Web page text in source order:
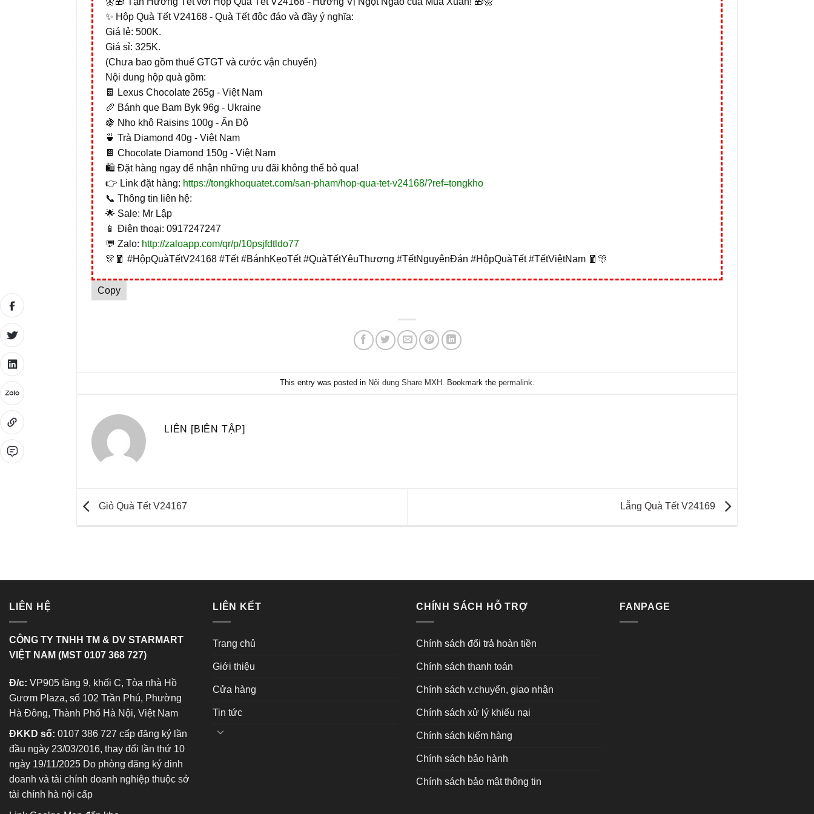
✨ Hộp Quà Tết V24168 - Quà Tết độc đáo và đầy ý nghĩa:
Giá lẻ: 500K.
Giá sỉ: 325K.
(Chưa bao gồm thuế GTGT và cước vận chuyển)
Nội dung hộp quà gồm:
🍫 Lexus Chocolate 265g - Việt Nam
🥖 Bánh que Bam Byk 96g - Ukraine
🍇 Nho khô Raisins 100g - Ấn Độ
🍵 Trà Diamond 40g - Việt Nam
🍫 Chocolate Diamond 150g - Việt Nam
🛍️ Đặt hàng ngay để nhận những ưu đãi không thể bỏ qua!
👉 Link đặt hàng: https://tongkhoquatet.com/san-pham/hop-qua-tet-v24168/?ref=tongkho
📞 Thông tin liên hệ:
🌟 Sale: Mr Lập
📱 Điện thoại: 0917247247
💬 Zalo: http://zaloapp.com/qr/p/10psjfdtldo77
🎊🧧 #HộpQuàTếtV24168 #Tết #BánhKẹoTết #QuàTếtYêuThương #TếtNguyênĐán #HộpQuàTết #TếtViệtNam 🧧🎊
Copy
This entry was posted in Nội dung Share MXH . Bookmark the permalink.
LIÊN [BIÊN TẬP]
Giỏ Quà Tết V24167 Lẵng Quà Tết V24169
LIÊN HỆ
CÔNG TY TNHH TM & DV STARMART
VIỆT NAM (MST 0107 368 727)
Đ/c: VP905 tầng 9, khối C, Tòa nhà Hồ
Gươm Plaza, số 102 Trần Phú, Phường
Hà Đông, Thành Phố Hà Nội, Việt Nam
ĐKKD số: 0107 386 727 cấp đăng ký lần
đầu ngày 23/03/2016, thay đổi lần thứ 10
ngày 19/11/2025 Do phòng đăng ký dinh
doanh và tài chính doanh nghiệp thuộc sở
tài chính hà nội cấp
LIÊN KẾT
Trang chủ
Giới thiệu
Cửa hàng
Tin tức
CHÍNH SÁCH HỖ TRỢ
Chính sách đổi trả hoàn tiền
Chính sách thanh toán
Chính sách v.chuyển, giao nhận
Chính sách xử lý khiếu nại
Chính sách kiểm hàng
Chính sách bảo hành
Chính sách bảo mật thông tin
FANPAGE